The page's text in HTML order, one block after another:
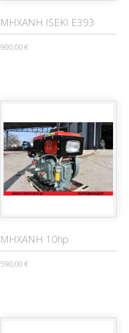
ΜΗΧΑΝΗ ISEKI E393
900,00 €
ΜΗΧΑΝΗ 10hp
590,00 €